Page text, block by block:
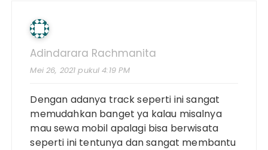
Adindarara Rachmanita
Mei 26, 2021 pukul 4:19 PM
Dengan adanya track seperti ini sangat
memudahkan banget ya kalau misalnya
mau sewa mobil apalagi bisa berwisata
seperti ini tentunya dan sangat membantu